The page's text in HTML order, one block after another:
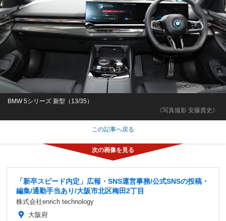
《写真撮影 安藤貴史》
BMW 5シリーズ 新型（13/35）
この記事へ戻る
「新卒スピード内定」広報・SNS運営事務/公式SNSの投稿・
編集/通勤手当あり/大阪市北区梅田2丁目
株式会社enrich technology
大阪府